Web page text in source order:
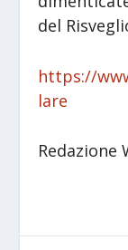
del
https://
lare
Redazione